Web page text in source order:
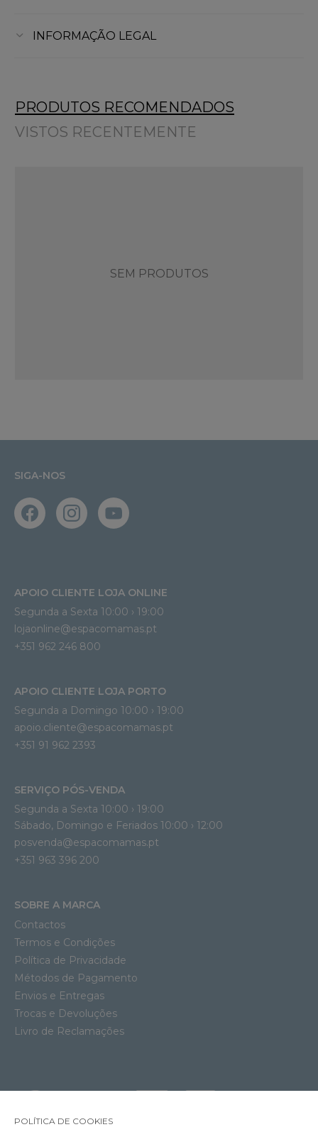
INFORMAÇÃO LEGAL
PRODUTOS RECOMENDADOS
VISTOS RECENTEMENTE
SEM PRODUTOS
SIGA-NOS
APOIO CLIENTE LOJA ONLINE
Segunda a Sexta 10:00 › 19:00
lojaonline@espacomamas.pt
+351 962 246 800
APOIO CLIENTE LOJA PORTO
Segunda a Domingo 10:00 › 19:00
apoio.cliente@espacomamas.pt
+351 91 962 2393
SERVIÇO PÓS-VENDA
Segunda a Sexta 10:00 › 19:00
Sábado, Domingo e Feriados 10:00 › 12:00
posvenda@espacomamas.pt
+351 963 396 200
SOBRE A MARCA
Contactos
Termos e Condições
Política de Privacidade
Métodos de Pagamento
Envios e Entregas
Trocas e Devoluções
Livro de Reclamações
POLÍTICA DE COOKIES